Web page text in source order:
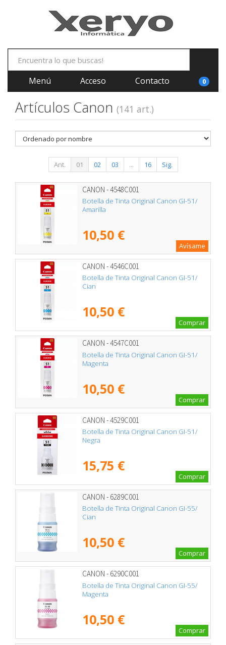
Menú Acceso Contacto 0
Artículos Canon (141 art.)
Ant. 01 02 03 ... 16 Sig.
CANON - 4548C001
Botella de Tinta Original Canon GI-51/
Amarilla
10,50 €
Avísame
CANON - 4546C001
Botella de Tinta Original Canon GI-51/
Cian
10,50 €
Comprar
CANON - 4547C001
Botella de Tinta Original Canon GI-51/
Magenta
10,50 €
Comprar
CANON - 4529C001
Botella de Tinta Original Canon GI-51/
Negra
15,75 €
Comprar
CANON - 6289C001
Botella de Tinta Original Canon GI-55/
Cian
10,50 €
Comprar
CANON - 6290C001
Botella de Tinta Original Canon GI-55/
Magenta
10,50 €
Comprar